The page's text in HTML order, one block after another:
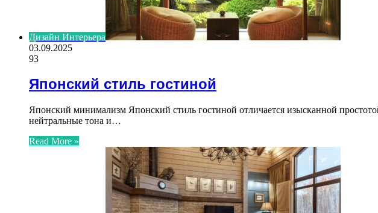
Дизайн Интерьера
03.09.2025
93
Японский стиль гостиной
Японский минимализм Японский стиль гостиной отличается изысканной
нейтральные тона и…
Read More »